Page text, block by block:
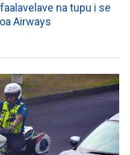
na tupu i se
Airways